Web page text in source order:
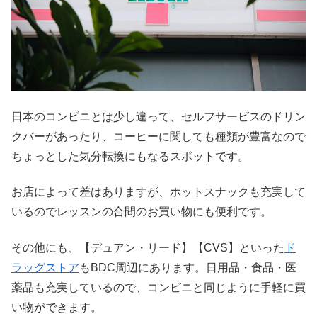
日本のコンビニとは少し違って、セルフサービスのドリン
クバーがあったり、コーヒーに関しても種類が豊富なので
ちょっとした気分転換にもなるスポットです。
お店によって差はありますが、ホットスナックも充実して
いるのでレッスンの合間のお買い物にも便利です。
その他にも、【デュアン・リード】【CVS】といった ド
ラッグストア もBDC周辺にあります。日用品・食品・医
薬品も充実しているので、コンビニと同じように手軽に買
い物ができます。